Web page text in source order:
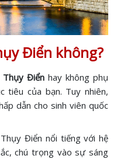
Điển không?
Điểnhay không phụ
tiêu của bạn. Tuy nhiên,
dẫn cho sinh viên quốc
Điển nổi tiếng với hệ
chú trọng vào sự sáng